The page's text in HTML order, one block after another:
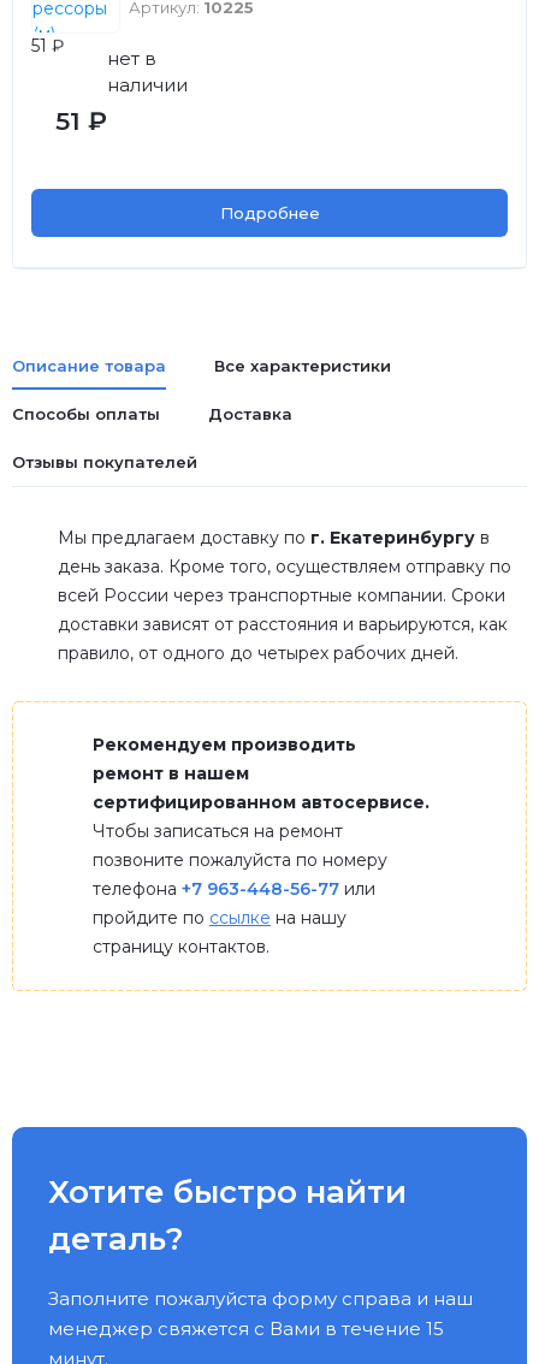
Артикул: 10225
51 ₽
нет в
наличии
51 ₽
Подробнее
Описание товара Все характеристики
Способы оплаты Доставка
Отзывы покупателей
Мы предлагаем доставку по г. Екатеринбургу в
день заказа. Кроме того, осуществляем отправку по
всей России через транспортные компании. Сроки
доставки зависят от расстояния и варьируются, как
правило, от одного до четырех рабочих дней.
Рекомендуем производить
ремонт в нашем
сертифицированном автосервисе.
Чтобы записаться на ремонт
позвоните пожалуйста по номеру
телефона +7 963-448-56-77 или
пройдите по ссылке на нашу
страницу контактов.
Хотите быстро найти
деталь?
Заполните пожалуйста форму справа и наш
менеджер свяжется с Вами в течение 15
минут.